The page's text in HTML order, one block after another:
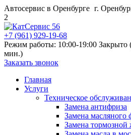
Автосервис в Оренбурге г.
2
+7 (961) 929-19-68
Режим работы: 10:00-19:00 Закрыто
мин.)
Заказать звонок
Главная
Услуги
Техническое
Замена антифриза
Замена масляного
Замена тормозной